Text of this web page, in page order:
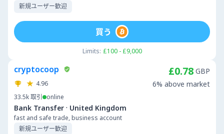
新規ユーザー歓迎
Limits: £100 - £9,000
買う
cryptocoop
4.96
33.5k取引 online
Bank Transfer · United Kingdom
fast and safe trade, business account
新規ユーザー歓迎
£0.78 GBP
6% above market